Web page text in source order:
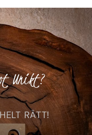
Unikt?
RÄTT!